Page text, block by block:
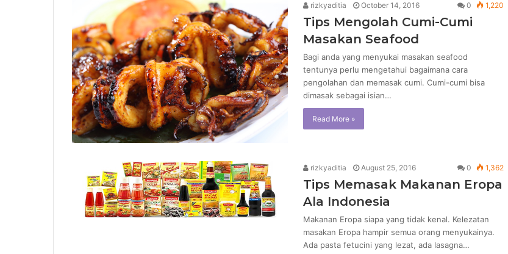
rizkyaditia October 14, 2016 0 1,220
Tips Mengolah Cumi-Cumi
Masakan Seafood
Bagi anda yang menyukai masakan seafood
tentunya perlu mengetahui bagaimana cara
pengolahan dan memasak cumi. Cumi-cumi bisa
dimasak sebagai isian…
Read More »
rizkyaditia August 25, 2016 0 1,362
Tips Memasak Makanan Eropa
Ala Indonesia
Makanan Eropa siapa yang tidak kenal. Kelezatan
masakan Eropa hampir semua orang menyukainya.
Ada pasta fetucini yang lezat, ada lasagna…